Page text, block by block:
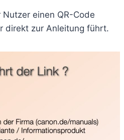
einen QR-Code
direkt zur Anleitung führt.